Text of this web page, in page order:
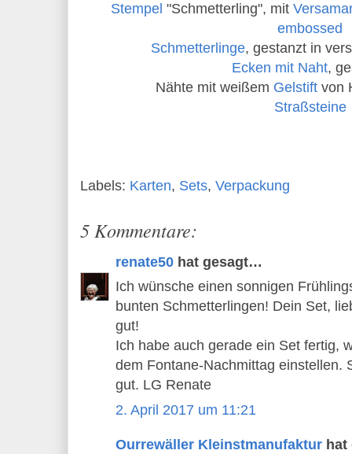
Stempel "Schmetterling", mit
embossed
Schmetterlinge, gestanzt in
Ecken mit Naht,
Nähte mit weißem Gelstiftvon
Straßsteine
Labels: Karten, Sets, Verpackung
5 Kommentare:
renate50 hat gesagt…
Ich wünsche einen sonnigen
bunten Schmetterlingen! Dein Set,
gut!
Ich habe auch gerade ein Set fertig,
dem Fontane-Nachmittag einstellen.
gut. LG Renate
2. April 2017 um 11:21
Ourrewäller Kleinstmanufaktur